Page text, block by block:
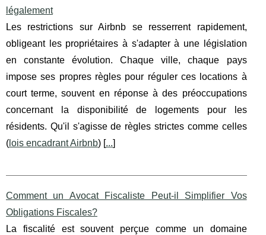
légalement
Les restrictions sur Airbnb se resserrent rapidement,
obligeant les propriétaires à s'adapter à une législation
en constante évolution. Chaque ville, chaque pays
impose ses propres règles pour réguler ces locations à
court terme, souvent en réponse à des préoccupations
concernant la disponibilité de logements pour les
résidents. Qu'il s'agisse de règles strictes comme celles
( lois encadrant Airbnb) [...]
Comment un Avocat Fiscaliste Peut-il Simplifier Vos
Obligations Fiscales?
La fiscalité est souvent perçue comme un domaine